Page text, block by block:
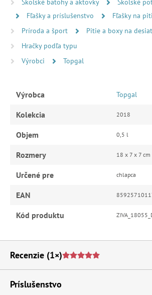
Fľašky a príslušenstvo
Fľašky na
Príroda a šport
Pitie a boxy na
Hračky podľa typu
Výrobci
Topgal
Výrobca Topgal
Kolekcia 2018
Objem 0,5 l
Rozmery 18 x 7 x 7 cm
Určené pre chlapca
EAN
Kód produktu
Recenzie (1×)
Príslušenstvo